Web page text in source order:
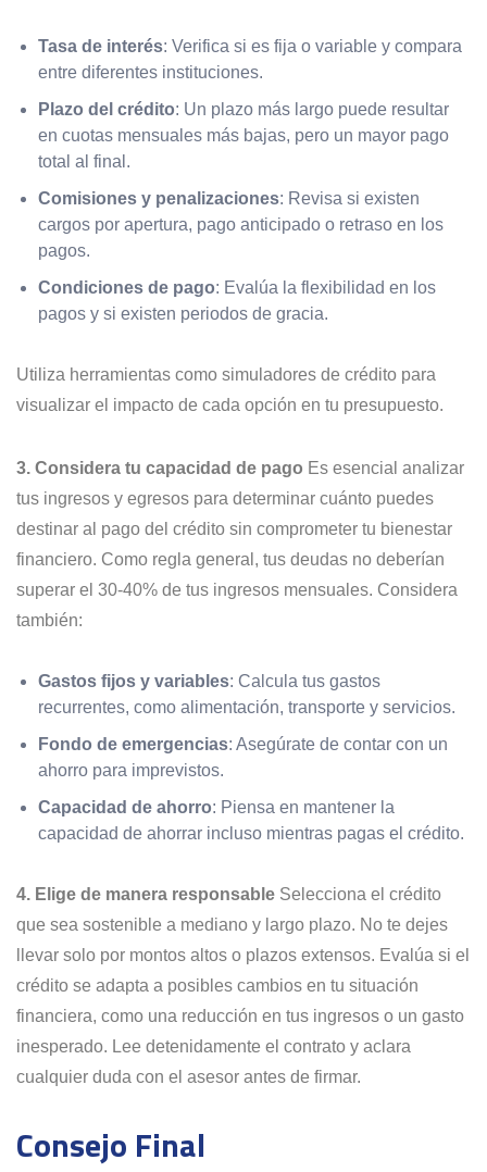
Tasa de interés: Verifica si es fija o variable y compara
entre diferentes instituciones.
Plazo del crédito: Un plazo más largo puede resultar
en cuotas mensuales más bajas, pero un mayor pago
total al final.
Comisiones y penalizaciones: Revisa si existen
cargos por apertura, pago anticipado o retraso en los
pagos.
Condiciones de pago: Evalúa la flexibilidad en los
pagos y si existen periodos de gracia.
Utiliza herramientas como simuladores de crédito para
visualizar el impacto de cada opción en tu presupuesto.
3. Considera tu capacidad de pago Es esencial analizar
tus ingresos y egresos para determinar cuánto puedes
destinar al pago del crédito sin comprometer tu bienestar
financiero. Como regla general, tus deudas no deberían
superar el 30-40% de tus ingresos mensuales. Considera
también:
Gastos fijos y variables: Calcula tus gastos
recurrentes, como alimentación, transporte y servicios.
Fondo de emergencias: Asegúrate de contar con un
ahorro para imprevistos.
Capacidad de ahorro: Piensa en mantener la
capacidad de ahorrar incluso mientras pagas el crédito.
4. Elige de manera responsable Selecciona el crédito
que sea sostenible a mediano y largo plazo. No te dejes
llevar solo por montos altos o plazos extensos. Evalúa si el
crédito se adapta a posibles cambios en tu situación
financiera, como una reducción en tus ingresos o un gasto
inesperado. Lee detenidamente el contrato y aclara
cualquier duda con el asesor antes de firmar.
Consejo Final